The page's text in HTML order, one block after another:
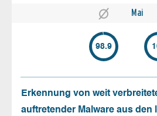
Mai
98.9
Erkennung von weit
auftretender Malware aus den